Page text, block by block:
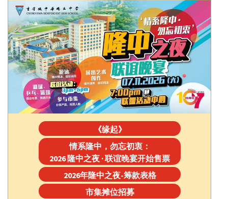
《缘起》
情系隆中，勿忘初衷：
2026 隆中之夜 · 联谊晚宴开始售票
2026年隆中之夜-筹款表格
市集摊位招募